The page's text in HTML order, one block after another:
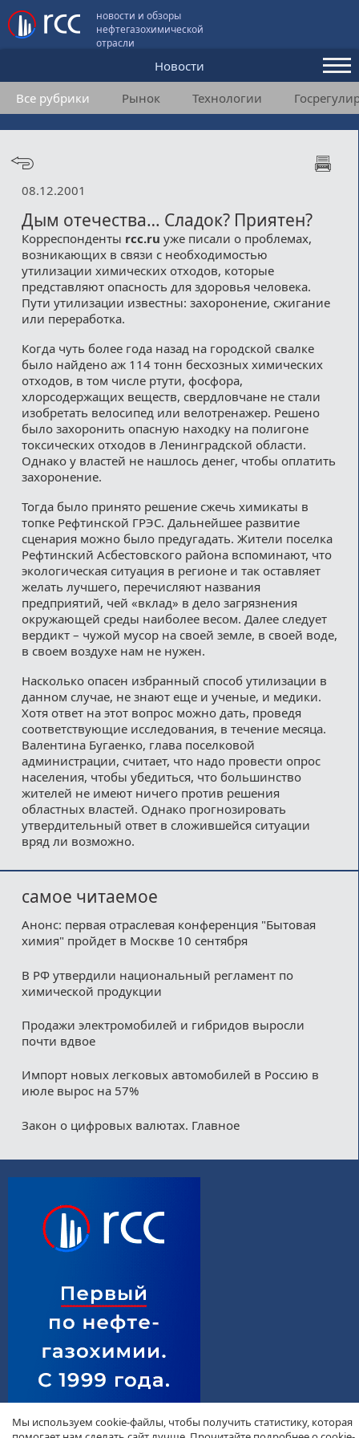
новости и обзоры
нефтегазохимической
отрасли
Новости
Аналитика и мнения
Конференции
Пользовательское соглашение
Медиакит
Все рубрики Рынок Технологии
08.12.2001
Дым отечества… Сладок? Приятен?
Корреспонденты rcc.ru уже писали о проблемах,
возникающих в связи с необходимостью
утилизации химических отходов, которые
представляют опасность для здоровья человека.
Пути утилизации известны: захоронение, сжигание
или переработка.
Когда чуть более года назад на городской свалке
было найдено аж 114 тонн бесхозных химических
отходов, в том числе ртути, фосфора,
хлорсодержащих веществ, свердловчане не стали
изобретать велосипед или велотренажер. Решено
было захоронить опасную находку на полигоне
токсических отходов в Ленинградской области.
Однако у властей не нашлось денег, чтобы оплатить
захоронение.
Тогда было принято решение сжечь химикаты в
топке Рефтинской ГРЭС. Дальнейшее развитие
сценария можно было предугадать. Жители поселка
Рефтинский Асбестовского района вспоминают, что
экологическая ситуация в регионе и так оставляет
желать лучшего, перечисляют названия
предприятий, чей «вклад» в дело загрязнения
окружающей среды наиболее весом. Далее следует
вердикт – чужой мусор на своей земле, в своей воде,
в своем воздухе нам не нужен.
Насколько опасен избранный способ утилизации в
данном случае, не знают еще и ученые, и медики.
Хотя ответ на этот вопрос можно дать, проведя
соответствующие исследования, в течение месяца.
Валентина Бугаенко, глава поселковой
администрации, считает, что надо провести опрос
населения, чтобы убедиться, что большинство
жителей не имеют ничего против решения
областных властей. Однако прогнозировать
утвердительный ответ в сложившейся ситуации
вряд ли возможно.
самое читаемое
Анонс: первая отраслевая конференция "Бытовая
химия" пройдет в Москве 10 сентября
В РФ утвердили национальный регламент по
химической продукции
Продажи электромобилей и гибридов выросли
почти вдвое
Импорт новых легковых автомобилей в Россию в
июле вырос на 57%
Закон о цифровых валютах. Главное
Мы используем cookie-файлы, чтобы получить статистику, которая